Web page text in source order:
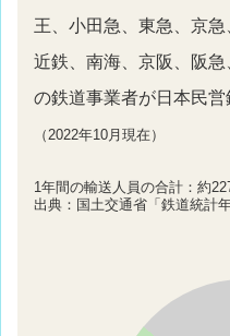
王、小田急、東急、京急
近鉄、南海、京阪、阪
の鉄道事業者が日本民営
（2022年10月現在）
1年間の輸送人員の合計：約
出典：国土交通省「鉄道統計